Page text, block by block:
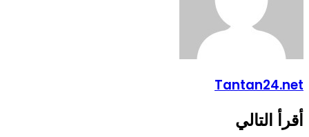
Tantan24.net
أقرأ التالي